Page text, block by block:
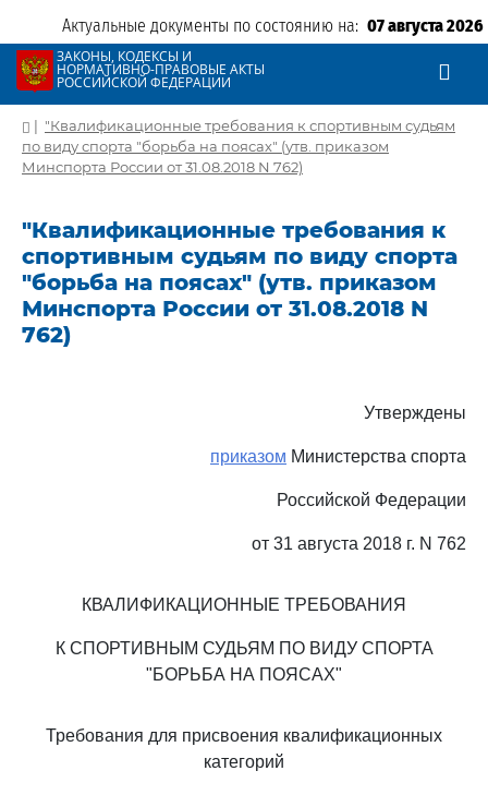
Актуальные документы по состоянию на: 07 августа 2026
ЗАКОНЫ, КОДЕКСЫ И
НОРМАТИВНО-ПРАВОВЫЕ АКТЫ
РОССИЙСКОЙ ФЕДЕРАЦИИ
| "Квалификационные требования к спортивным судьям
по виду спорта "борьба на поясах" (утв. приказом
Минспорта России от 31.08.2018 N 762)
"Квалификационные требования к
спортивным судьям по виду спорта
"борьба на поясах" (утв. приказом
Минспорта России от 31.08.2018 N
762)
Утверждены
приказом Министерства спорта
Российской Федерации
от 31 августа 2018 г. N 762
КВАЛИФИКАЦИОННЫЕ ТРЕБОВАНИЯ
К СПОРТИВНЫМ СУДЬЯМ ПО ВИДУ СПОРТА
"БОРЬБА НА ПОЯСАХ"
Требования для присвоения квалификационных
категорий